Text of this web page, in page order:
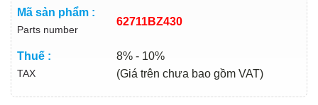
Mã sản phẩm :
Parts number
62711BZ430
Thuế :
TAX
8% - 10%
(Giá trên chưa bao gồm VAT)